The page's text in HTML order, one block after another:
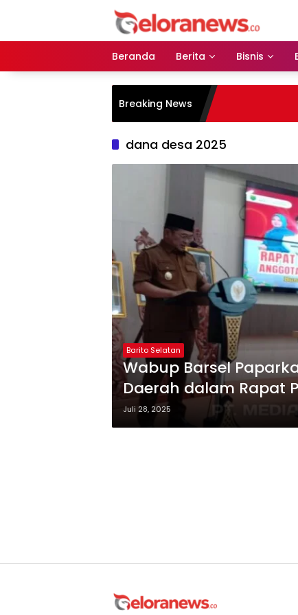
Beranda
Berita Bisnis
Breaking News
dana desa 2025
Barito Selatan
Wabup Barsel
Daerah dalam Rapat
Juli 28, 2025